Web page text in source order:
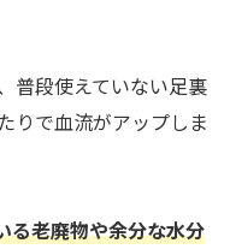
普段使えていない足裏
りで血流がアップしま
る老廃物や余分な水分